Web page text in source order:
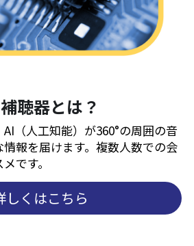
聴器とは？
（人工知能）が360°の周囲の音
報を届けます。 複数人数での会
です。
しくはこちら